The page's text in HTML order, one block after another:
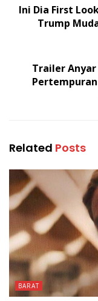
Ini Dia First
Trump
Trailer Anyar
Related Posts
BARAT